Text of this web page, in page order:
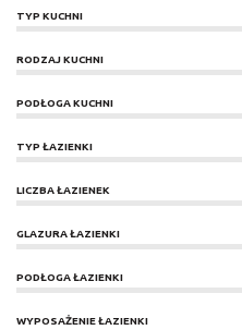
TYP KUCHNI
RODZAJ KUCHNI
PODŁOGA KUCHNI
TYP ŁAZIENKI
LICZBA ŁAZIENEK
GLAZURA ŁAZIENKI
PODŁOGA ŁAZIENKI
WYPOSAŻENIE ŁAZIENKI